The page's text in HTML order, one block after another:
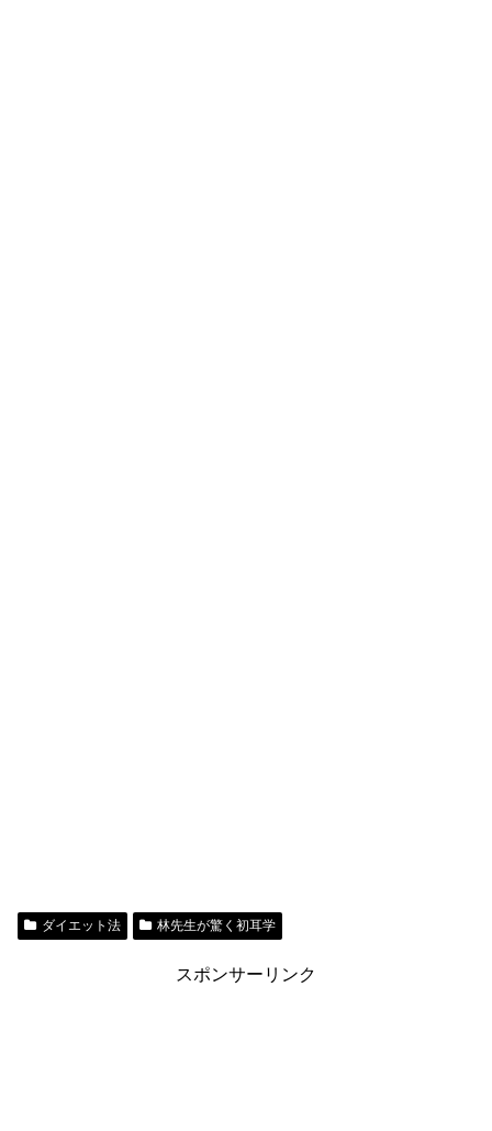
ダイエット法 林先生が驚く初耳学
スポンサーリンク